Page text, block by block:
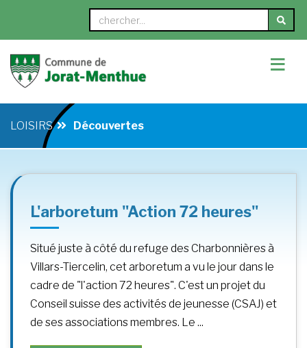
≡
LOISIRS Découvertes
L'arboretum "Action 72 heures"
Situé juste à côté du refuge des Charbonnières à
Villars-Tiercelin, cet arboretum a vu le jour dans le
cadre de "l'action 72 heures". C'est un projet du
Conseil suisse des activités de jeunesse (CSAJ) et
de ses associations membres. Le ...